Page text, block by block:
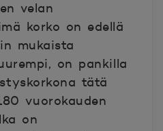
velan
korko on edellä
mukaista
on pankilla
tätä
vuorokauden
on